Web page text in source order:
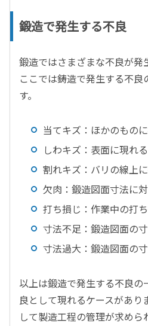
鍛造で発生する不良
鍛造ではさまざまな不良が発
ここでは鋳造で発生する不良
す。
当てキズ：ほかのもの
しわキズ：表面に現れ
割れキズ：バリの線上
欠肉：鍛造図面寸法に
打ち損じ：作業中の打
寸法不足：鍛造図面の
寸法過大：鍛造図面の
以上は鍛造で発生する不良の
良として現れるケースがあり
して製造工程の管理が求めら